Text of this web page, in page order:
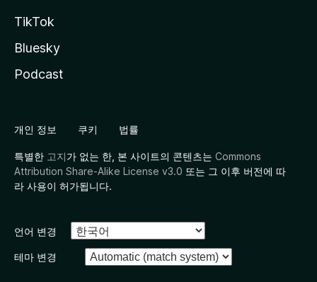
TikTok
Bluesky
Podcast
개인 정보 쿠키 법률
특별한 고지가 없는 한, 본 사이트의 콘텐츠는 Commons
Attribution Share-Alike License v3.0 또는 그 이후 버전에 따
라 사용이 허가됩니다.
언어 변경
테마 변경